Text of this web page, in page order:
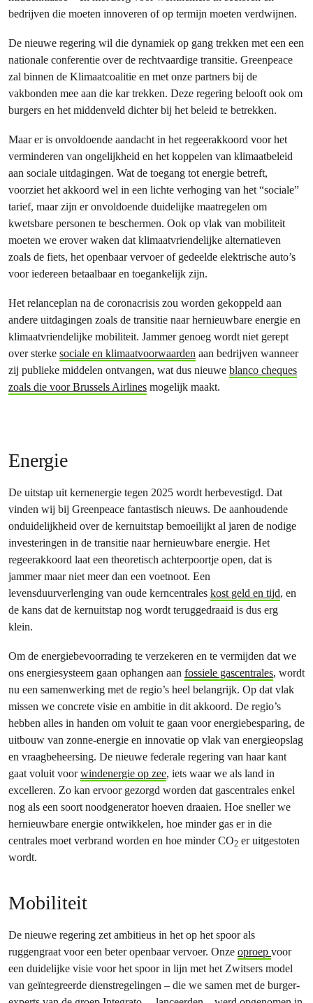
bedrijven die moeten innoveren of op termijn moeten verdwijnen.
De nieuwe regering wil die dynamiek op gang trekken met een een
nationale conferentie over de rechtvaardige transitie. Greenpeace
zal binnen de Klimaatcoalitie en met onze partners bij de
vakbonden mee aan die kar trekken. Deze regering belooft ook om
burgers en het middenveld dichter bij het beleid te betrekken.
Maar er is onvoldoende aandacht in het regeerakkoord voor het
verminderen van ongelijkheid en het koppelen van klimaatbeleid
aan sociale uitdagingen. Wat de toegang tot energie betreft,
voorziet het akkoord wel in een lichte verhoging van het “sociale”
tarief, maar zijn er onvoldoende duidelijke maatregelen om
kwetsbare personen te beschermen. Ook op vlak van mobiliteit
moeten we erover waken dat klimaatvriendelijke alternatieven
zoals de fiets, het openbaar vervoer of gedeelde elektrische auto’s
voor iedereen betaalbaar en toegankelijk zijn.
Het relanceplan na de coronacrisis zou worden gekoppeld aan
andere uitdagingen zoals de transitie naar hernieuwbare energie en
klimaatvriendelijke mobiliteit. Jammer genoeg wordt niet gerept
over sterke sociale en klimaatvoorwaarden aan bedrijven wanneer
zij publieke middelen ontvangen, wat dus nieuwe blanco cheques
zoals die voor Brussels Airlines mogelijk maakt.
Energie
De uitstap uit kernenergie tegen 2025 wordt herbevestigd. Dat
vinden wij bij Greenpeace fantastisch nieuws. De aanhoudende
onduidelijkheid over de kernuitstap bemoeilijkt al jaren de nodige
investeringen in de transitie naar hernieuwbare energie. Het
regeerakkoord laat een theoretisch achterpoortje open, dat is
jammer maar niet meer dan een voetnoot. Een
levensduurverlenging van oude kerncentrales kost geld en tijd, en
de kans dat de kernuitstap nog wordt teruggedraaid is dus erg
klein.
Om de energiebevoorrading te verzekeren en te vermijden dat we
ons energiesysteem gaan ophangen aan fossiele gascentrales, wordt
nu een samenwerking met de regio’s heel belangrijk. Op dat vlak
missen we concrete visie en ambitie in dit akkoord. De regio’s
hebben alles in handen om voluit te gaan voor energiebesparing, de
uitbouw van zonne-energie en innovatie op vlak van energieopslag
en vraagbeheersing. De nieuwe federale regering van haar kant
gaat voluit voorwindenergie op zee, iets waar we als land in
excelleren. Zo kan ervoor gezorgd worden dat gascentrales enkel
nog als een soort noodgenerator hoeven draaien. Hoe sneller we
hernieuwbare energie ontwikkelen, hoe minder gas er in die
centrales moet verbrand worden en hoe minder CO2 er uitgestoten
wordt.
Mobiliteit
De nieuwe regering zet ambitieus in het op het spoor als
ruggengraat voor een beter openbaar vervoer. Onze oproep voor
een duidelijke visie voor het spoor in lijn met het Zwitsers model
van geïntegreerde dienstregelingen – die we samen met de burger-